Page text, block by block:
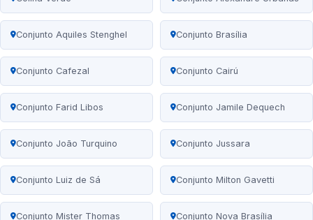
Conjunto Aquiles Stenghel Conjunto Brasília
Conjunto Cafezal Conjunto Cairú
Conjunto Farid Libos Conjunto Jamile Dequech
Conjunto João Turquino Conjunto Jussara
Conjunto Luiz de Sá Conjunto Milton Gavetti
Conjunto Mister Thomas Conjunto Nova Brasília